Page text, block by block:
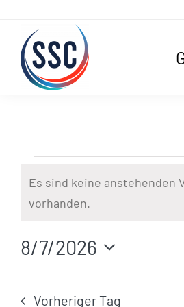
springen
SPORTANGEBOTE
für
7.
Hinweis
Es sind keine anstehenden
vorhanden.
8/7/2026
Datum
wählen.
Vorheriger Tag